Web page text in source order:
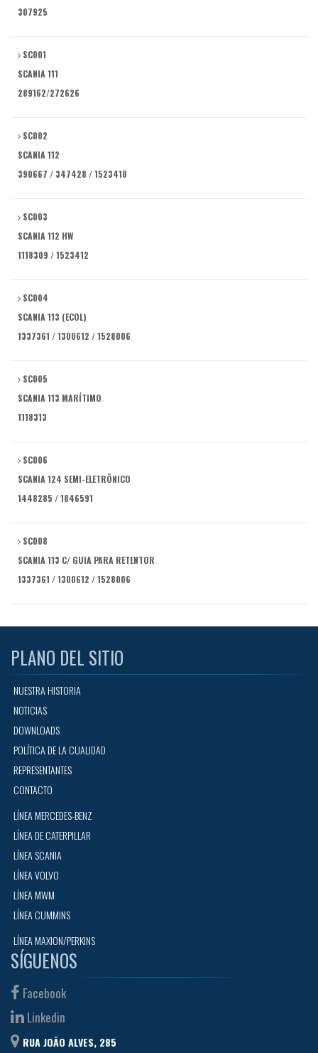
307925
SC001
SCANIA 111
289162/272626
SC002
SCANIA 112
390667 / 347428 / 1523418
SC003
SCANIA 112 HW
1118309 / 1523412
SC004
SCANIA 113 (ECOL)
1337361 / 1300612 / 1528006
SC005
SCANIA 113 MARÍTIMO
1118313
SC006
SCANIA 124 SEMI-ELETRÔNICO
1448285 / 1846591
SC008
SCANIA 113 C/ GUIA PARA RETENTOR
1337361 / 1300612 / 1528006
PLANO DEL SITIO
NUESTRA HISTORIA
NOTICIAS
DOWNLOADS
POLÍTICA DE LA CUALIDAD
REPRESENTANTES
CONTACTO
LÍNEA MERCEDES-BENZ
LÍNEA DE CATERPILLAR
LÍNEA SCANIA
LÍNEA VOLVO
LÍNEA MWM
LÍNEA CUMMINS
LÍNEA MAXION/PERKINS
SÍGUENOS
Facebook
Linkedin
RUA JOÃO ALVES, 285